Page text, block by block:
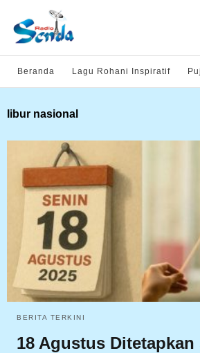
Beranda Lagu Rohani Inspiratif
libur nasional
BERITA TERKINI
18 Agustus Ditetapkan